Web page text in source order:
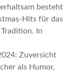
besteht
Hits für das
In
Zuversicht
als Humor,